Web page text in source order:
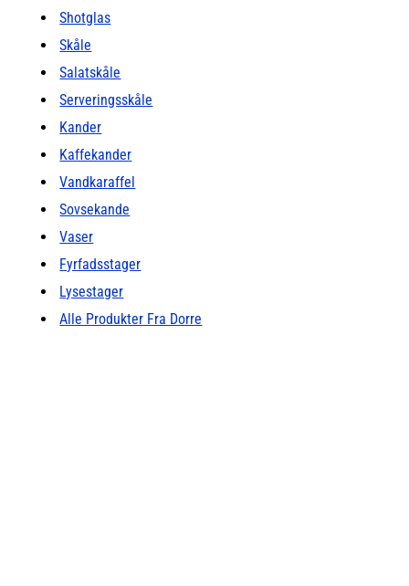
Shotglas
Skåle
Salatskåle
Serveringsskåle
Kander
Kaffekander
Vandkaraffel
Sovsekande
Vaser
Fyrfadsstager
Lysestager
Alle Produkter Fra Dorre